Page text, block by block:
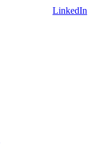
LinkedIn